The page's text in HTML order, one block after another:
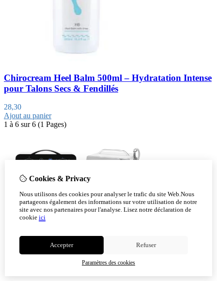
Chirocream Heel Balm 500ml – Hydratation Intense
pour Talons Secs & Fendillés
28,30
Ajout au panier
1 à 6 sur 6 (1 Pages)
Cookies & Privacy
Nous utilisons des cookies pour analyser le trafic du site Web.Nous
partageons également des informations sur votre utilisation de notre
site avec nos partenaires pour l'analyse. Lisez notre déclaration de
cookie ici
Accepter Refuser
Paramètres des cookies